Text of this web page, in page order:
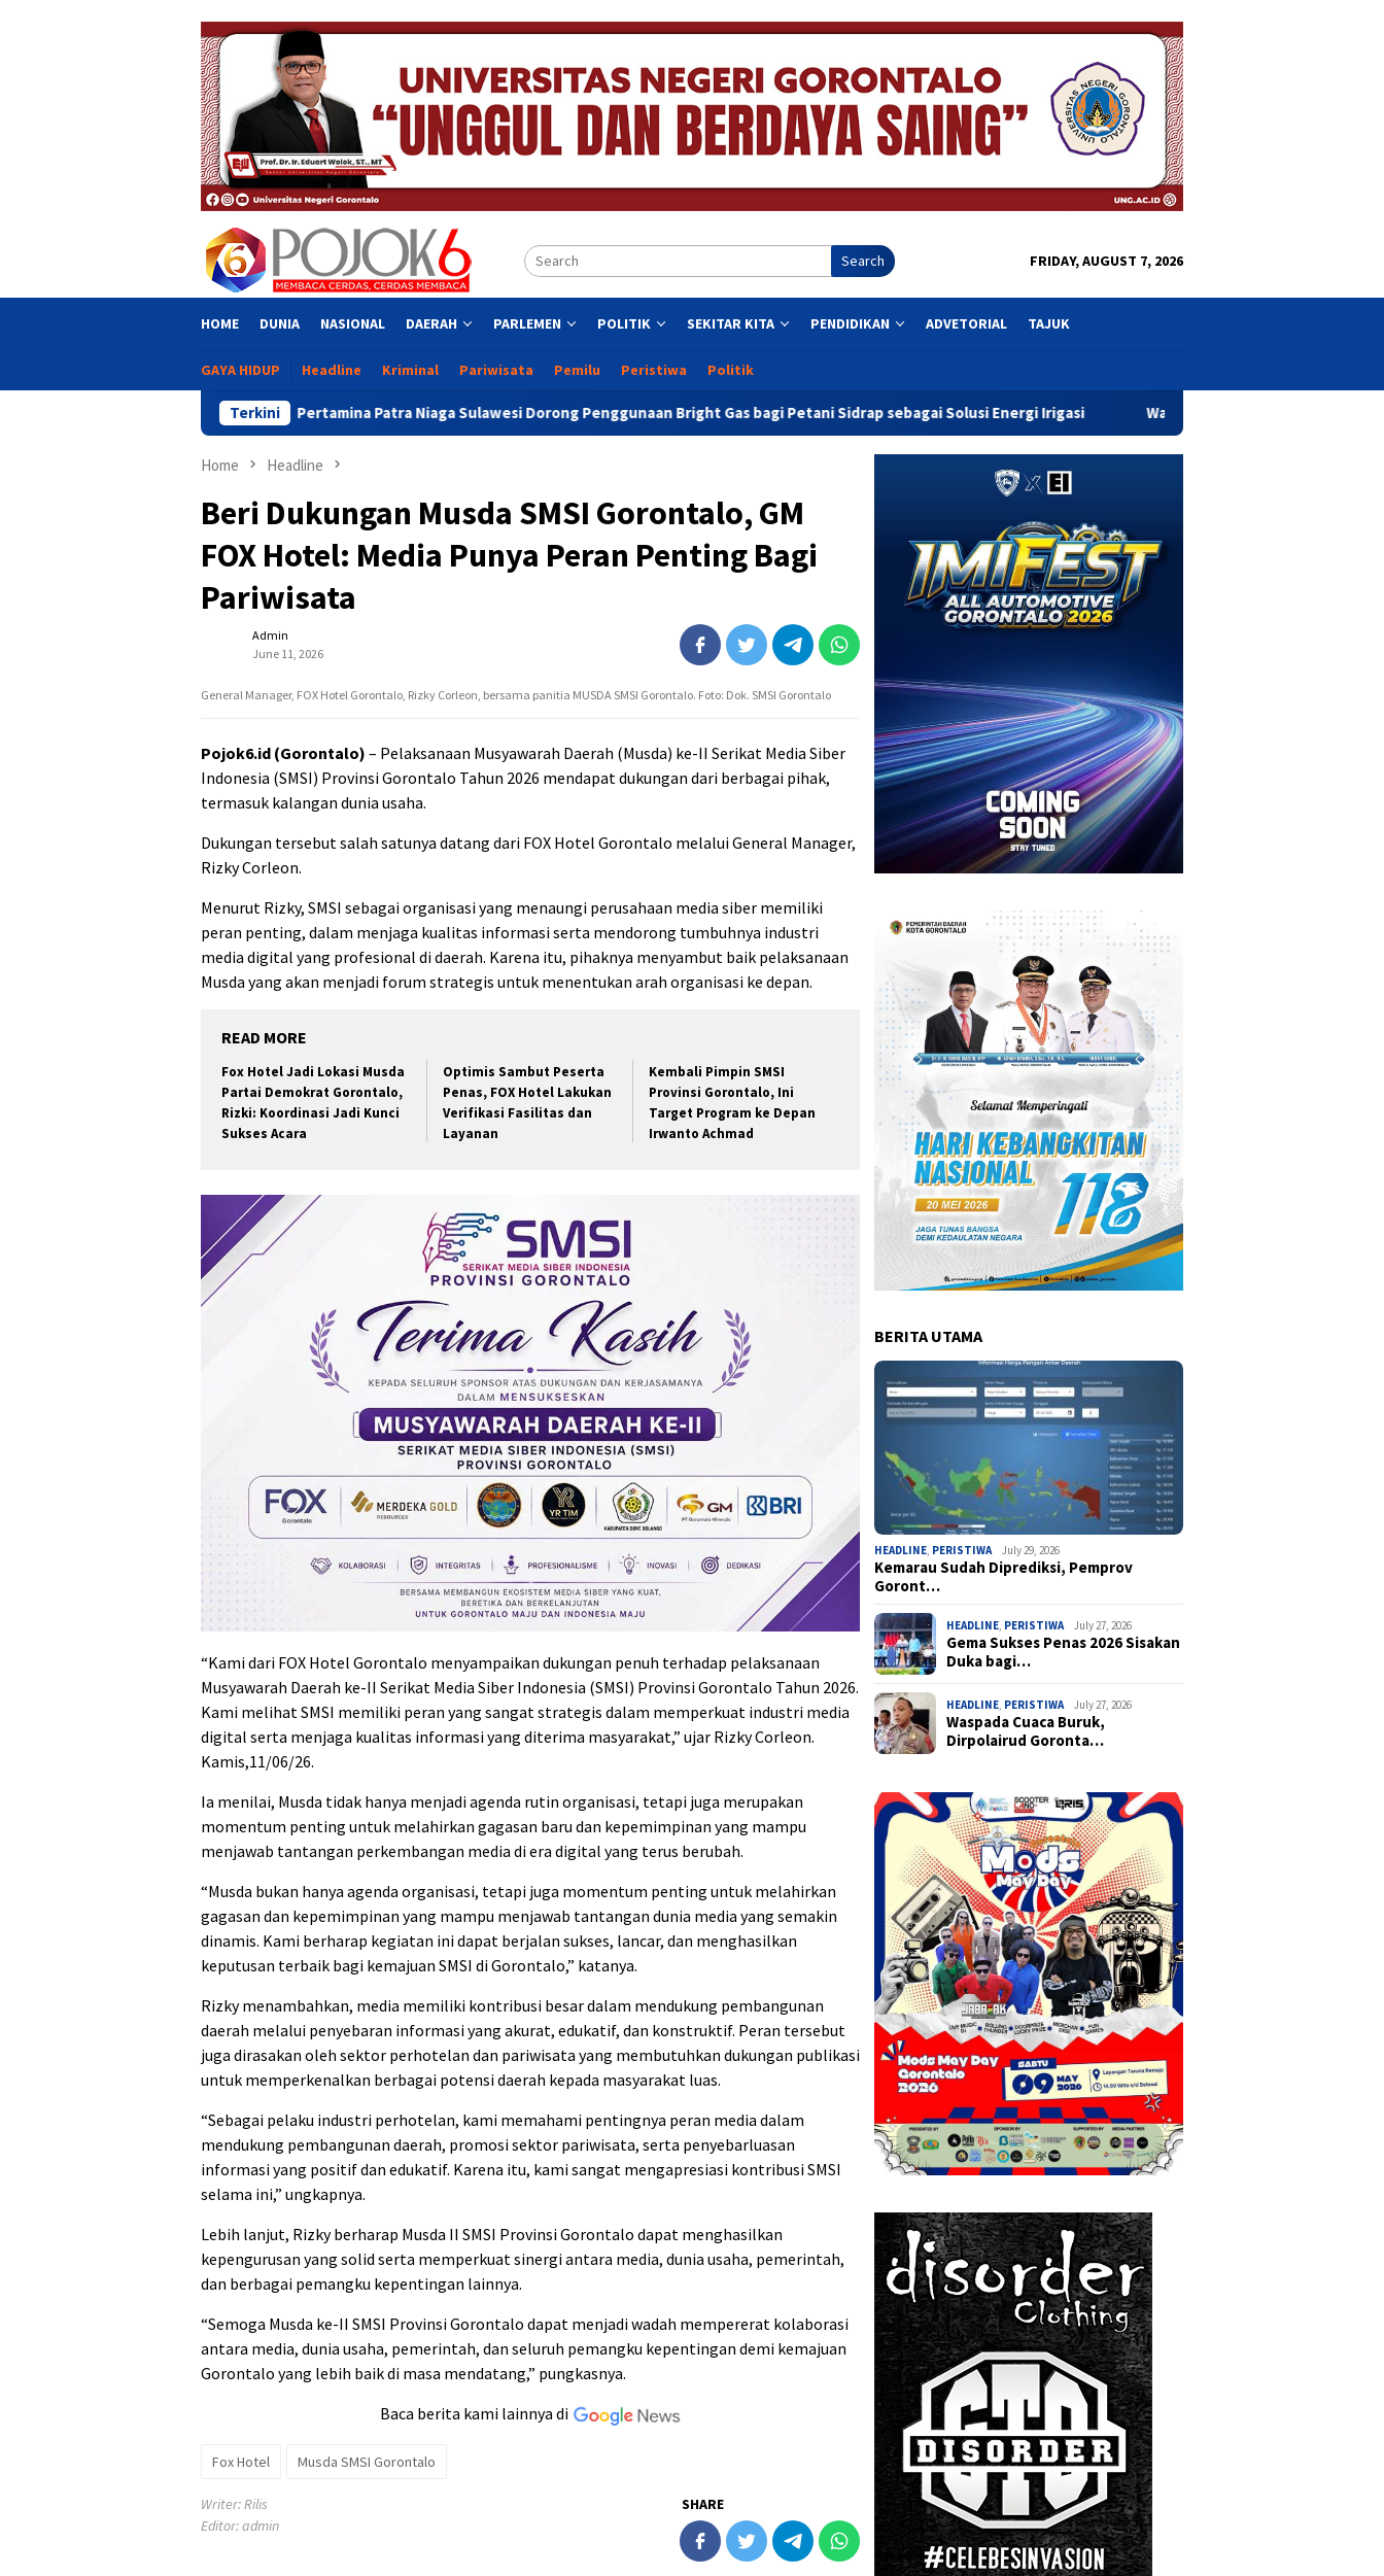
Search FRIDAY, AUGUST 7, 2026
HOME DUNIA NASIONAL DAERAH PARLEMEN POLITIK SEKITAR KITA PENDIDIKAN ADVETORIAL TAJUK
GAYA HIDUP Headline Kriminal Pariwisata Pemilu Peristiwa Politik
Terkini
Pertamina Patra Niaga Sulawesi Dorong Penggunaan Bright Gas bagi Petani Sidrap sebagai Solusi Energi Irigasi Wawali Indra Gobel Tegaskan Komitmen Pemkot
Home Headline
Beri Dukungan Musda SMSI Gorontalo, GM
FOX Hotel: Media Punya Peran Penting Bagi
Pariwisata
Admin
June 11, 2026
General Manager, FOX Hotel Gorontalo, Rizky Corleon, bersama panitia MUSDA SMSI Gorontalo. Foto: Dok. SMSI Gorontalo
Pojok6.id (Gorontalo) – Pelaksanaan Musyawarah Daerah (Musda) ke-II Serikat Media Siber
Indonesia (SMSI) Provinsi Gorontalo Tahun 2026 mendapat dukungan dari berbagai pihak,
termasuk kalangan dunia usaha.
Dukungan tersebut salah satunya datang dari FOX Hotel Gorontalo melalui General Manager,
Rizky Corleon.
Menurut Rizky, SMSI sebagai organisasi yang menaungi perusahaan media siber memiliki
peran penting, dalam menjaga kualitas informasi serta mendorong tumbuhnya industri
media digital yang profesional di daerah. Karena itu, pihaknya menyambut baik pelaksanaan
Musda yang akan menjadi forum strategis untuk menentukan arah organisasi ke depan.
READ MORE
Fox Hotel Jadi Lokasi Musda
Partai Demokrat Gorontalo,
Rizki: Koordinasi Jadi Kunci
Sukses Acara
Optimis Sambut Peserta
Penas, FOX Hotel Lakukan
Verifikasi Fasilitas dan
Layanan
Kembali Pimpin SMSI
Provinsi Gorontalo, Ini
Target Program ke Depan
Irwanto Achmad
“Kami dari FOX Hotel Gorontalo menyampaikan dukungan penuh terhadap pelaksanaan
Musyawarah Daerah ke-II Serikat Media Siber Indonesia (SMSI) Provinsi Gorontalo Tahun 2026.
Kami melihat SMSI memiliki peran yang sangat strategis dalam memperkuat industri media
digital serta menjaga kualitas informasi yang diterima masyarakat,” ujar Rizky Corleon.
Kamis,11/06/26.
Ia menilai, Musda tidak hanya menjadi agenda rutin organisasi, tetapi juga merupakan
momentum penting untuk melahirkan gagasan baru dan kepemimpinan yang mampu
menjawab tantangan perkembangan media di era digital yang terus berubah.
“Musda bukan hanya agenda organisasi, tetapi juga momentum penting untuk melahirkan
gagasan dan kepemimpinan yang mampu menjawab tantangan dunia media yang semakin
dinamis. Kami berharap kegiatan ini dapat berjalan sukses, lancar, dan menghasilkan
keputusan terbaik bagi kemajuan SMSI di Gorontalo,” katanya.
Rizky menambahkan, media memiliki kontribusi besar dalam mendukung pembangunan
daerah melalui penyebaran informasi yang akurat, edukatif, dan konstruktif. Peran tersebut
juga dirasakan oleh sektor perhotelan dan pariwisata yang membutuhkan dukungan publikasi
untuk memperkenalkan berbagai potensi daerah kepada masyarakat luas.
“Sebagai pelaku industri perhotelan, kami memahami pentingnya peran media dalam
mendukung pembangunan daerah, promosi sektor pariwisata, serta penyebarluasan
informasi yang positif dan edukatif. Karena itu, kami sangat mengapresiasi kontribusi SMSI
selama ini,” ungkapnya.
Lebih lanjut, Rizky berharap Musda II SMSI Provinsi Gorontalo dapat menghasilkan
kepengurusan yang solid serta memperkuat sinergi antara media, dunia usaha, pemerintah,
dan berbagai pemangku kepentingan lainnya.
“Semoga Musda ke-II SMSI Provinsi Gorontalo dapat menjadi wadah mempererat kolaborasi
antara media, dunia usaha, pemerintah, dan seluruh pemangku kepentingan demi kemajuan
Gorontalo yang lebih baik di masa mendatang,” pungkasnya.
Baca berita kami lainnya di
Fox Hotel Musda SMSI Gorontalo
Writer: Rilis
Editor: admin
SHARE
BERITA UTAMA
HEADLINE, PERISTIWA July 29, 2026
Kemarau Sudah Diprediksi, Pemprov
Goront…
HEADLINE, PERISTIWA July 27, 2026
Gema Sukses Penas 2026 Sisakan
Duka bagi…
HEADLINE, PERISTIWA July 27, 2026
Waspada Cuaca Buruk,
Dirpolairud Goronta…